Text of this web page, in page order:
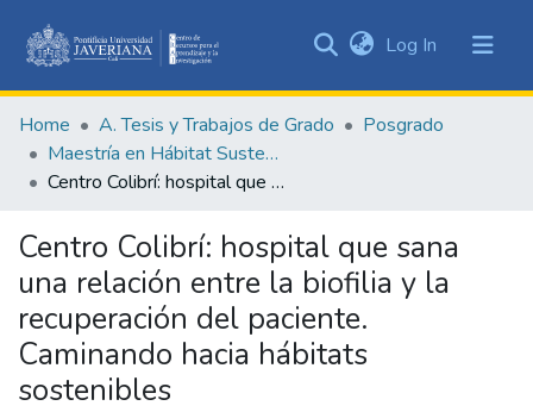
&
Collections
Statistics
Log In (current)
Home A. Tesis y Trabajos de Grado
Posgrado
Maestría en Hábitat Sustentable
Centro Colibrí: hospital que sana una relación entre la biofilia y la recuperación del paciente. Caminando hacia hábitats sostenibles
Centro Colibrí: hospital que sana
una relación entre la biofilia y la
recuperación del paciente.
Caminando hacia hábitats
sostenibles